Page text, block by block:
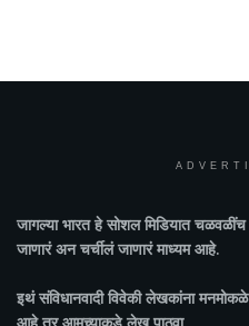
जागल्या भारतहे सोशल मिडियात चळवळींच
जाणारं अन चर्चीलं जाणारं माध्यम आहे.
इथं संविधानवादी विवेकी लेखकांना
आहे तर आमच्याकडे लेख पाठवा